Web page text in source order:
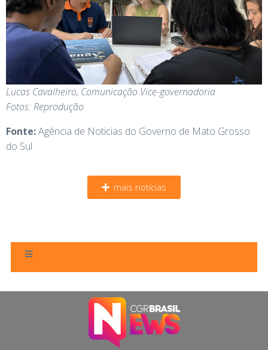
Lucas Cavalheiro, Comunicação Vice-governadoria
Fotos: Reprodução
Fonte:Agência de Noticias do Governo de Mato Grosso
do Sul
mais notícias